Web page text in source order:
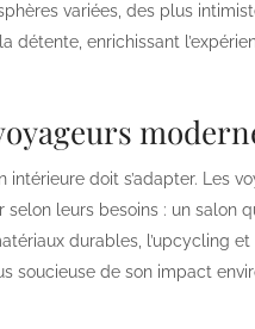
variées, des plus
détente, enrichissant
doit s’adapter. Les
leurs besoins : un salon
durables, l’upcycling
soucieuse de son impact